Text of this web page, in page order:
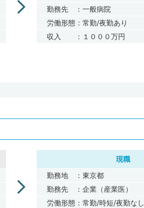
勤務先 ：一般病院
労働形態：常勤/夜勤あり
収入 ：１０００万円
現職
勤務地 ：東京都
勤務先 ：企業（産業医）
労働形態：常勤/時短/夜勤なし